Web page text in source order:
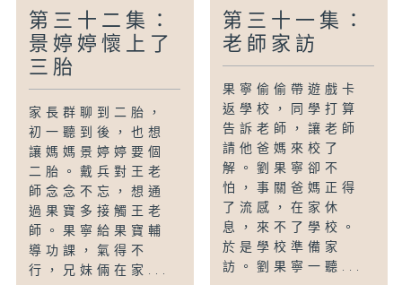
第三十二集：
景婷婷懷上了
三胎
家長群聊到二胎，
初一聽到後，也想
讓媽媽景婷婷要個
二胎。戴兵對王老
師念念不忘，想通
過果寶多接觸王老
師。果寧給果寶輔
導功課，氣得不
行，兄妹倆在家...
第三十一集：
老師家訪
果寧偷偷帶遊戲卡
返學校，同學打算
告訴老師，讓老師
請他爸媽來校了
解。劉果寧卻不
怕，事關爸媽正得
了流感，在家休
息，來不了學校。
於是學校準備家
訪。劉果寧一聽...